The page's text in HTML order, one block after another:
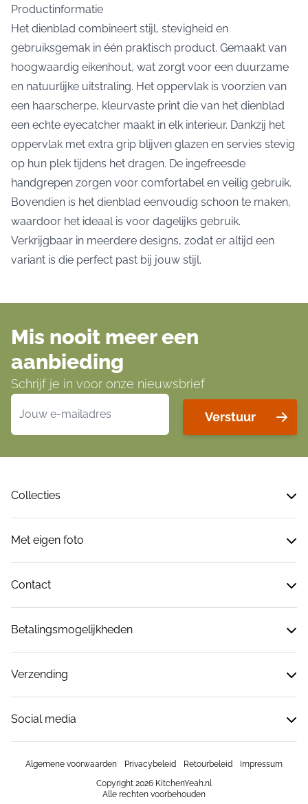
Productinformatie
Het dienblad combineert stijl, stevigheid en
gebruiksgemak in één praktisch product. Gemaakt van
hoogwaardig eikenhout, wat zorgt voor een duurzame
en natuurlijke uitstraling. Het oppervlak is voorzien van
een haarscherpe, kleurvaste print die van het dienblad
een echte eyecatcher maakt in elk interieur. Dankzij het
oppervlak met extra grip blijven glazen en servies stevig
op hun plek tijdens het dragen. De ingefreesde
handgrepen zorgen voor comfortabel en veilig gebruik.
Bovendien is het dienblad eenvoudig schoon te maken,
waardoor het ideaal is voor dagelijks gebruik.
Verkrijgbaar in meerdere designs, zodat er altijd een
variant is die perfect past bij jouw stijl.
Mis nooit meer een
aanbieding
Schrijf je in voor onze nieuwsbrief
E-mailadres
Verstuur
Collecties
Met eigen foto
Contact
Betalingsmogelijkheden
Verzending
Social media
Algemene voorwaarden Privacybeleid Retourbeleid
Impressum
Copyright 2026 KitchenYeah.nl
Alle rechten voorbehouden